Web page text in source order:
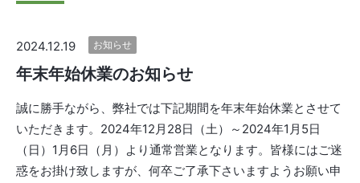
2024.12.19 お知らせ
年末年始休業のお知らせ
誠に勝手ながら、弊社では下記期間を年末年始休業とさせて
いただきます。2024年12月28日（土）～2024年1月5日
（日）1月6日（月）より通常営業となります。皆様にはご迷
惑をお掛け致しますが、何卒ご了承下さいますようお願い申